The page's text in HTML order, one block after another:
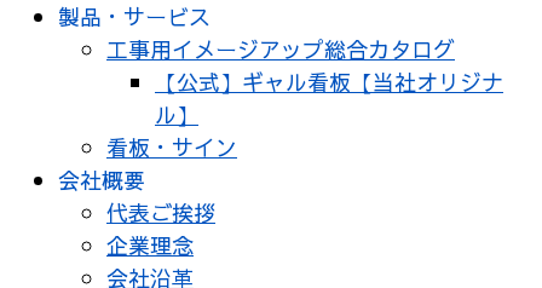
製品・サービス
工事用イメージアップ総合カタログ
【公式】ギャル看板【当社オリジナ
ル】
看板・サイン
会社概要
代表ご挨拶
企業理念
会社沿革